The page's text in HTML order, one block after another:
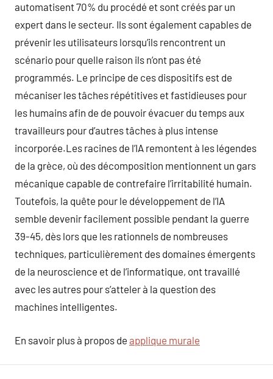
automatisent 70% du procédé et sont créés par un
expert dans le secteur. Ils sont également capables de
prévenir les utilisateurs lorsqu’ils rencontrent un
scénario pour quelle raison ils n’ont pas été
programmés. Le principe de ces dispositifs est de
mécaniser les tâches répétitives et fastidieuses pour
les humains afin de de pouvoir évacuer du temps aux
travailleurs pour d’autres tâches à plus intense
incorporée.Les racines de l’IA remontent à les légendes
de la grèce, où des décomposition mentionnent un gars
mécanique capable de contrefaire l’irritabilité humain.
Toutefois, la quête pour le développement de l’IA
semble devenir facilement possible pendant la guerre
39-45, dès lors que les rationnels de nombreuses
techniques, particulièrement des domaines émergents
de la neuroscience et de l’informatique, ont travaillé
avec les autres pour s’atteler à la question des
machines intelligentes.
En savoir plus à propos de applique murale